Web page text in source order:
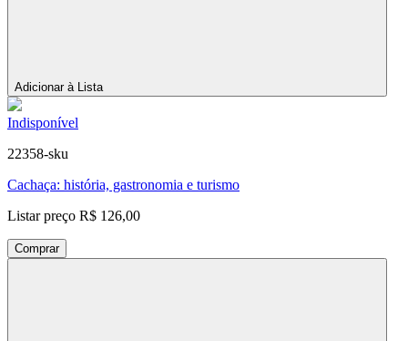
Adicionar à Lista
Indisponível
22358-sku
Cachaça: história, gastronomia e turismo
Listar preço R$ 126,00
Comprar